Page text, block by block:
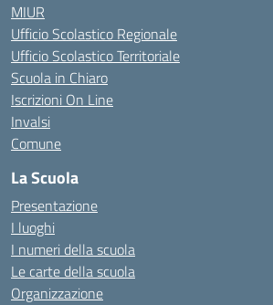
MIUR
Ufficio Scolastico Regionale
Ufficio Scolastico Territoriale
Scuola in Chiaro
Iscrizioni On Line
Invalsi
Comune
La Scuola
Presentazione
I luoghi
I numeri della scuola
Le carte della scuola
Organizzazione